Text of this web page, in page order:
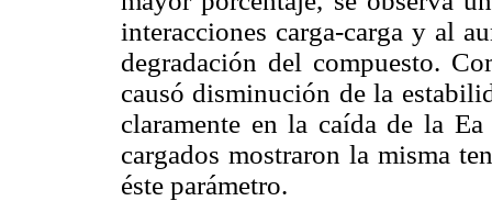
interacciones carga-carga y al
degradación del compuesto.
causó disminución de la
claramente en la caída de la
cargados mostraron la misma
éste parámetro.